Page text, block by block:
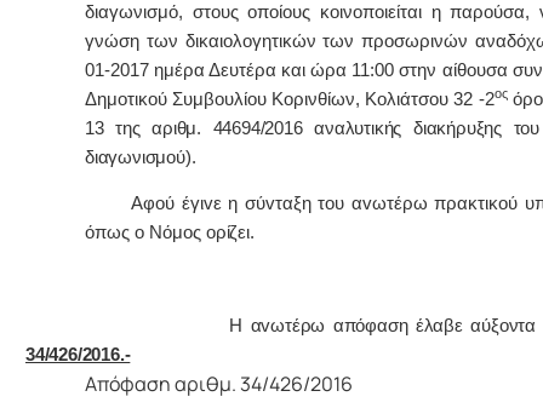
διαγωνισμό, στους οποίους κοινοποιείται η
γνώση των δικαιολογητικών των προσωρινών
01-2017 ημέρα Δευτέρα και ώρα 11:00 στην αίθουσα
Δημοτικού Συμβουλίου Κορινθίων, Κολιάτσου 32 -2ος
13 της αριθμ. 44694/2016 αναλυτικής διακήρυξης
διαγωνισμού).
Αφoύ έγιvε η σύvταξη τoυ αvωτέρω πρακτικoύ
όπως o Νόμoς oρίζει.
Η αvωτέρω απόφαση έλαβε αύξοντα
34/426/2016.-
Απόφαση αριθμ. 34/426/2016